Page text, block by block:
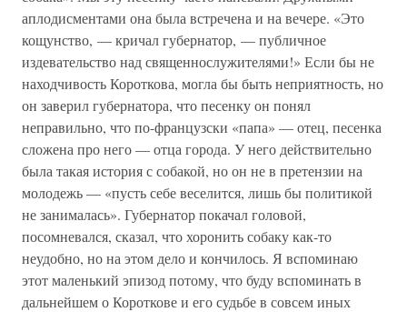
аплодисментами она была встречена и на вечере. «Это
кощунство, — кричал губернатор, — публичное
издевательство над священнослужителями!» Если бы не
находчивость Короткова, могла бы быть неприятность, но
он заверил губернатора, что песенку он понял
неправильно, что по-французски «папа» — отец, песенка
сложена про него — отца города. У него действительно
была такая история с собакой, но он не в претензии на
молодежь — «пусть себе веселится, лишь бы политикой
не занималась». Губернатор покачал головой,
посомневался, сказал, что хоронить собаку как-то
неудобно, но на этом дело и кончилось. Я вспоминаю
этот маленький эпизод потому, что буду вспоминать в
дальнейшем о Короткове и его судьбе в совсем иных